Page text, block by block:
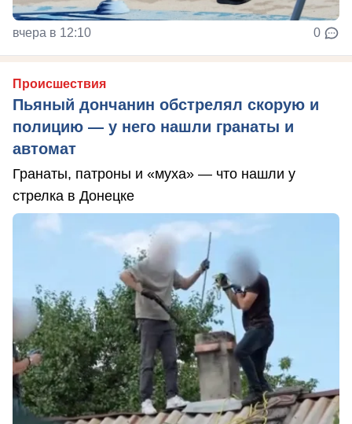
вчера в 12:10 0
Происшествия
Пьяный дончанин обстрелял скорую и
полицию — у него нашли гранаты и
автомат
Гранаты, патроны и «муха» — что нашли у
стрелка в Донецке